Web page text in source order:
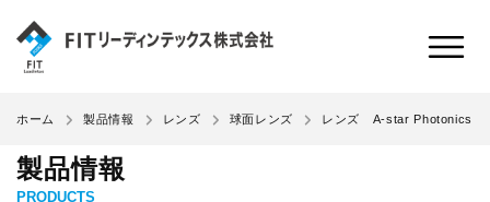
ホーム 製品情報 レンズ 球面レンズ レンズ A-star Photonics
製品情報
PRODUCTS